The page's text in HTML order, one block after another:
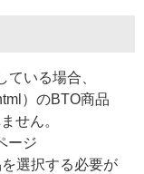
いる場合、
）のBTO商品
せん。
ージ
選択する必要が